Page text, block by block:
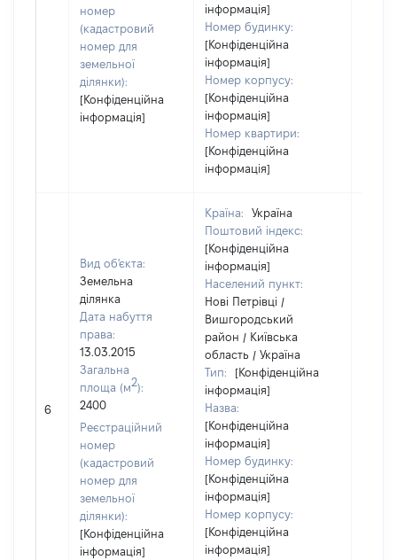
номер
(кадастровий
номер для
земельної
ділянки):
[Конфіденційна
інформація]
інформація]
Номер будинку:
[Конфіденційна
інформація]
Номер корпусу:
[Конфіденційна
інформація]
Номер квартири:
[Конфіденційна
інформація]
6
Вид об'єкта:
Земельна
ділянка
Дата набуття
права:
13.03.2015
Загальна
площа (м2):
2400
Реєстраційний
номер
(кадастровий
номер для
земельної
ділянки):
[Конфіденційна
інформація]
Країна:
Україна
Поштовий індекс:
[Конфіденційна
інформація]
Населений пункт:
Нові Петрівці /
Вишгородський
район / Київська
область / Україна
Тип:
[Конфіденційна
інформація]
Назва:
[Конфіденційна
інформація]
Номер будинку:
[Конфіденційна
інформація]
Номер корпусу:
[Конфіденційна
інформація]